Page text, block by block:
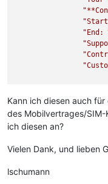
"End:
Kann ich diesen auch
des Mobilvertrages/SIM-
ich diesen an?
Vielen Dank, und lieben
lschumann